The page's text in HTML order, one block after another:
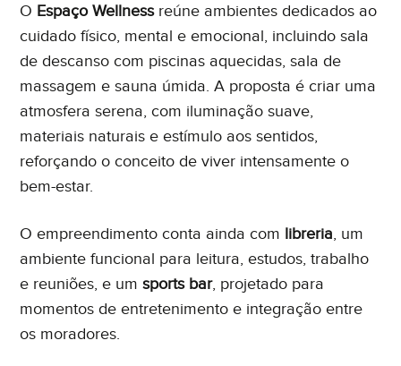
O Espaço Wellnessreúne ambientes dedicados ao
cuidado físico, mental e emocional, incluindo sala
de descanso com piscinas aquecidas, sala de
massagem e sauna úmida. A proposta é criar uma
atmosfera serena, com iluminação suave,
materiais naturais e estímulo aos sentidos,
reforçando o conceito de viver intensamente o
bem-estar.
O empreendimento conta ainda com libreria, um
ambiente funcional para leitura, estudos, trabalho
e reuniões, e umsports bar, projetado para
momentos de entretenimento e integração entre
os moradores.